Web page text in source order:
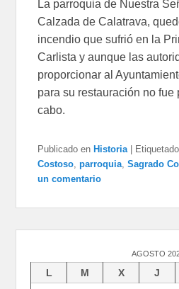
La parroquia de Nuestra
Calzada de Calatrava,
incendio que sufrió en la
Carlista y aunque las
proporcionar al
para su restauración no fue
cabo.
Publicado en Historia Etiquetado
Costoso,parroquia,Sagrado
un comentario
AGOSTO
L M X J